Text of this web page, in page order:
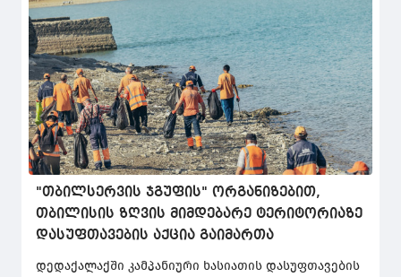
"თბილსერვის ჯგუფის" ორგანიზებით,
თბილისის ზღვის მიმდებარე ტერიტორიაზე
დასუფთავების აქცია გაიმართა
დედაქალაქში კამპანიური ხასიათის დასუფთავების